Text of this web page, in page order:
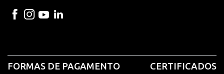
FORMAS DE PAGAMENTO CERTIFICADOS